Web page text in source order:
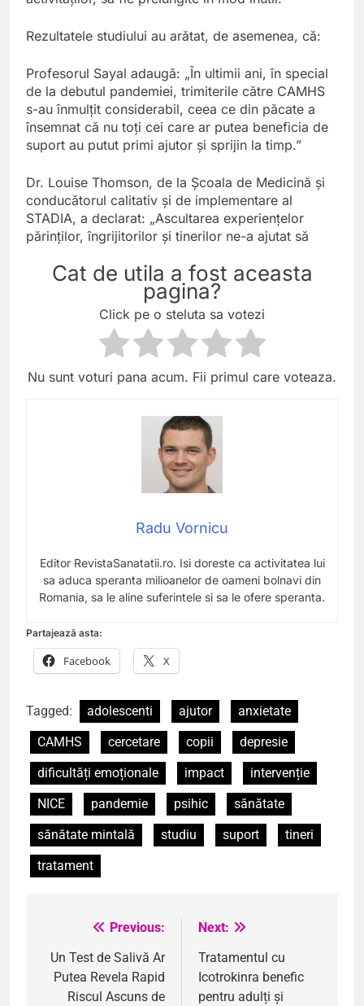
Rezultatele studiului au arătat, de asemenea, că:
Profesorul Sayal adaugă: „În ultimii ani, în special
de la debutul pandemiei, trimiterile către CAMHS
s-au înmulțit considerabil, ceea ce din păcate a
însemnat că nu toți cei care ar putea beneficia de
suport au putut primi ajutor și sprijin la timp.”
Dr. Louise Thomson, de la Școala de Medicină și
conducătorul calitativ și de implementare al
STADIA, a declarat: „Ascultarea experiențelor
părinților, îngrijitorilor și tinerilor ne-a ajutat să
Cat de utila a fost aceasta
pagina?
Click pe o steluta sa votezi
Nu sunt voturi pana acum. Fii primul care voteaza.
Radu Vornicu
Editor RevistaSanatatii.ro. Isi doreste ca activitatea lui
sa aduca speranta milioanelor de oameni bolnavi din
Romania, sa le aline suferintele si sa le ofere speranta.
Partajează asta:
Facebook X
Tagged: adolescenti ajutor
anxietate
CAMHS
cercetare copii
depresie
dificultăți emoționale
impact
intervenție
NICE
pandemie psihic
sănătate
sănătate mintală
studiu suport
tineri
tratament
Navigare
în
articole
Previous:
Un Test de Salivă Ar
Putea Revela Rapid
Riscul Ascuns de
Next:
Tratamentul cu
Icotrokinra benefic
pentru adulți și